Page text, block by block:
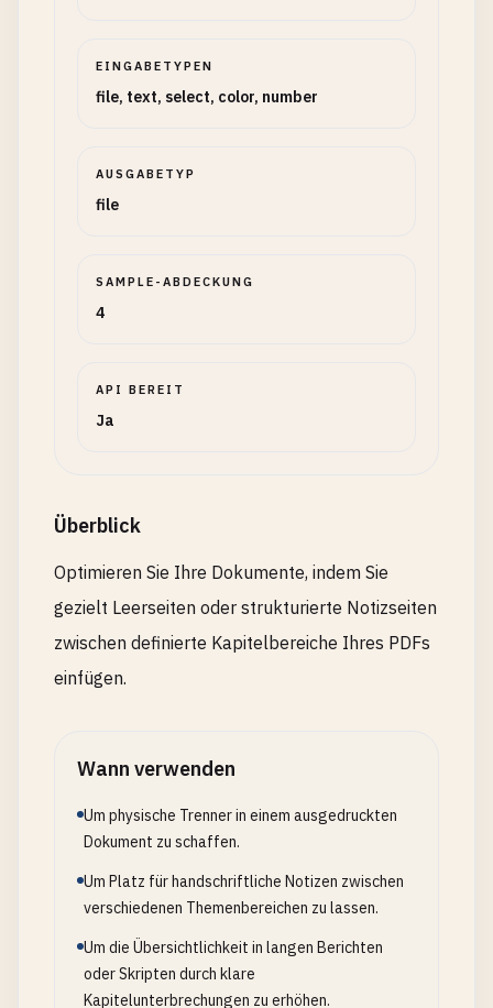
EINGABETYPEN
file, text, select, color, number
AUSGABETYP
file
SAMPLE-ABDECKUNG
4
API BEREIT
Ja
Überblick
Optimieren Sie Ihre Dokumente, indem Sie
gezielt Leerseiten oder strukturierte Notizseiten
zwischen definierte Kapitelbereiche Ihres PDFs
einfügen.
Wann verwenden
Um physische Trenner in einem ausgedruckten
Dokument zu schaffen.
Um Platz für handschriftliche Notizen zwischen
verschiedenen Themenbereichen zu lassen.
Um die Übersichtlichkeit in langen Berichten
oder Skripten durch klare
Kapitelunterbrechungen zu erhöhen.